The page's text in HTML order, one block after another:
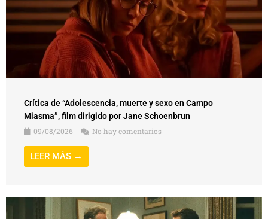
Crítica de “Adolescencia, muerte y sexo en Campo
Miasma”, film dirigido por Jane Schoenbrun
09/08/2026
No hay comentarios
LEER MÁS →